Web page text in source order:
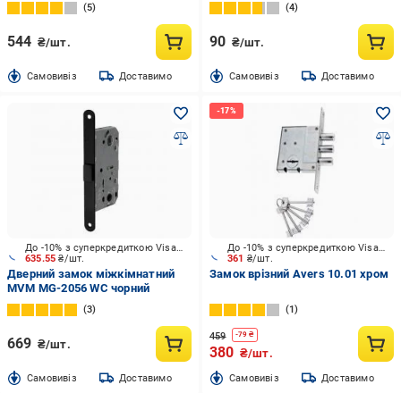
5
544 ₴/шт.
Cамовивіз Доставимо
4
90 ₴/шт.
Cамовивіз Доставимо
635.55₴/шт.
До -10% з суперкредиткою Visa Вигода
Дверний замок міжкімнатний
MVM MG-2056 WC чорний
3
669 ₴/шт.
Cамовивіз Доставимо
361 ₴/шт.
До -10% з суперкредиткою Visa Вигода
Замок врізний Avers 10.01 хром
1
459 -79 ₴
380 ₴/шт.
Cамовивіз Доставимо